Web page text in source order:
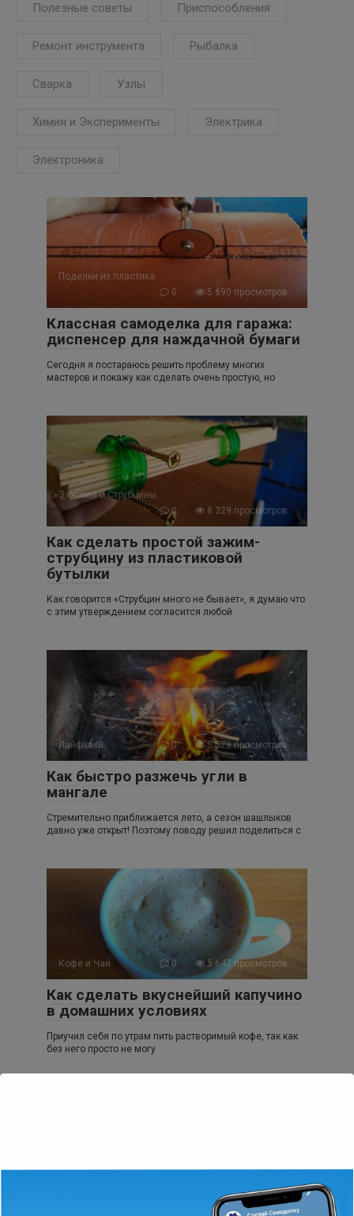
Полезные советы Приспособления
Ремонт инструмента Рыбалка
Сварка Узлы
Химия и Эксперименты Электрика
Электроника
Поделки из пластика
0
5 690 просмотров
Классная самоделка для гаража:
диспенсер для наждачной бумаги
Сегодня я постараюсь решить проблему многих
мастеров и покажу как сделать очень простую, но
Зажимы и Струбцины
0
8 329 просмотров
Как сделать простой зажим-
струбцину из пластиковой
бутылки
Как говорится «Струбцин много не бывает», я думаю что
с этим утверждением согласится любой
Лайфхаки 0 5 579 просмотров
Как быстро разжечь угли в
мангале
Стремительно приближается лето, а сезон шашлыков
давно уже открыт! Поэтому поводу решил поделиться с
Кофе и Чай 0 5 647 просмотров
Как сделать вкуснейший капучино
в домашних условиях
Приучил себя по утрам пить растворимый кофе, так как
без него просто не могу